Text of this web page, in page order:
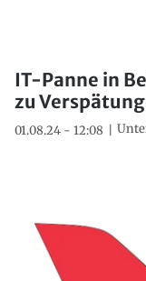
IT-Panne in
zu
01.08.24 - 12:08